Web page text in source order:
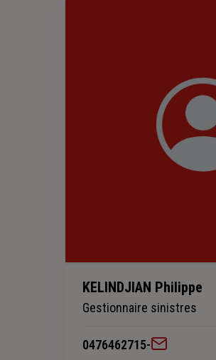
KELINDJIAN Philippe
Gestionnaire sinistres
0476462715-